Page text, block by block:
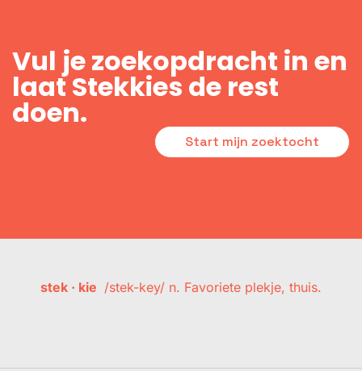
Vul je zoekopdracht in en
laat Stekkies de rest
doen.
Start mijn zoektocht
stek · kie /stek-key/ n. Favoriete plekje, thuis.